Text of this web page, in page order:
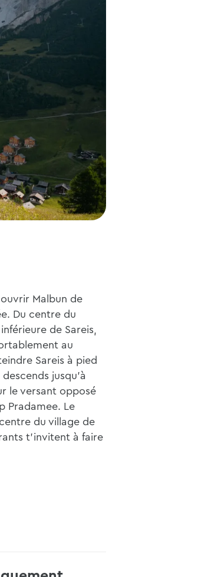
Malbun de
Du centre du
de Sareis,
au
Sareis à pied
jusqu'à
le versant opposé
Pradamee. Le
du village de
t'invitent à faire